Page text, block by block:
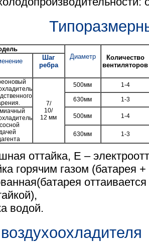
Диаметр
Количество
вентиляторов
Шаг
ребра
7/
10/
12 мм
500мм 1-4
630мм
1-3
500мм 1-4
630мм 1-3
оттайка, E –
горячим газом (батарея
водой.